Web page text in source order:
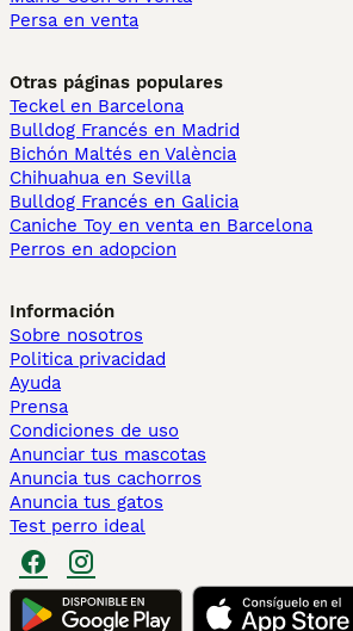
Persa en venta
Otras páginas populares
Teckel en Barcelona
Bulldog Francés en Madrid
Bichón Maltés en València
Chihuahua en Sevilla
Bulldog Francés en Galicia
Caniche Toy en venta en Barcelona
Perros en adopcion
Información
Sobre nosotros
Politica privacidad
Ayuda
Prensa
Condiciones de uso
Anunciar tus mascotas
Anuncia tus cachorros
Anuncia tus gatos
Test perro ideal